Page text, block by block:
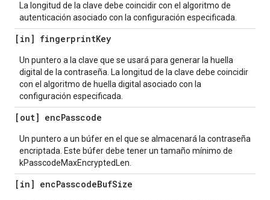
La longitud de la clave debe coincidir con el algoritmo de
autenticación asociado con la configuración especificada.
[in] fingerprintKey
Un puntero a la clave que se usará para generar la huella
digital de la contraseña. La longitud de la clave debe coincidir
con el algoritmo de huella digital asociado con la
configuración especificada.
[out] encPasscode
Un puntero a un búfer en el que se almacenará la contraseña
encriptada. Este búfer debe tener un tamaño mínimo de
kPasscodeMaxEncryptedLen.
[in] encPasscodeBufSize